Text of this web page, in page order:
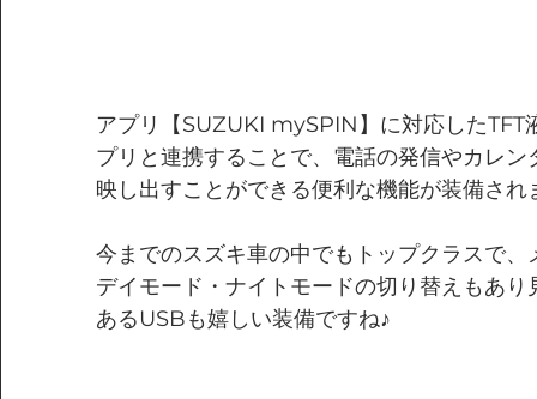
アプリ【SUZUKI mySPIN】に対応したTFT
プリと連携することで、電話の発信やカレ
映し出すことができる便利な機能が装備され
今までのスズキ車の中でもトップクラスで
デイモード・ナイトモードの切り替えもあ
あるUSBも嬉しい装備ですね♪